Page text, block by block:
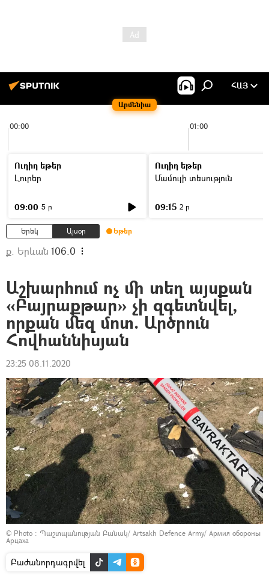
Արմենիա
ՀԱՅ
00:00 01:00
Ուղիղ եթեր
Լուրեր
09:00 5 ր
Ուղիղ եթեր
Մամուլի տեսություն
09:15 2 ր
Երեկ Այսօր Եթեր
ք. Երևան 106.0
Աշխարհում ոչ մի տեղ այսքան
«Բայրաքթար» չի զգետնվել,
որքան մեզ մոտ. Արծրուն
Հովհաննիսյան
23:25 08.11.2020
© Photo : Պաշտպանության Բանակ/ Artsakh Defence Army/ Армия обороны
Арцаха
Բաժանորդագրվել